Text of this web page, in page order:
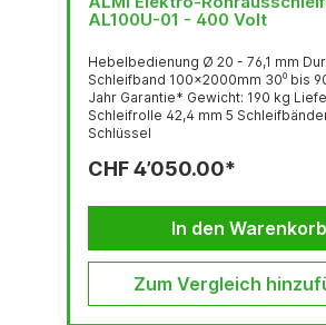
AL100U-01 - 400 Volt
Hebelbedienung Ø 20 - 76,1 mm Durchmesser
Schleifband 100x2000mm 30⁰ bis
Jahr Garantie* Gewicht: 190 kg Lieferumfang: 1
Schleifrolle 42,4 mm 5
Schlüssel
CHF 4’050.00*
In den Warenkorb
Zum Vergleich